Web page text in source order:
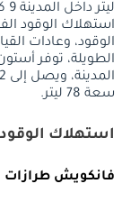
استهلاك الوقود
الوقود، وعادات
سعة 78 ليتر.
استهلاك
فانكويش طرازات